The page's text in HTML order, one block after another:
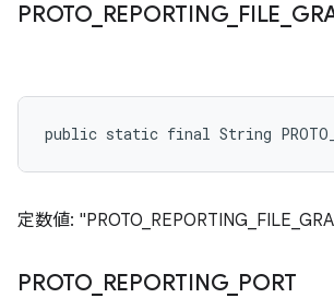
PROTO_ REPORTING_ FILE
public static final String
定数値:
PROTO_ REPORTING_ PORT